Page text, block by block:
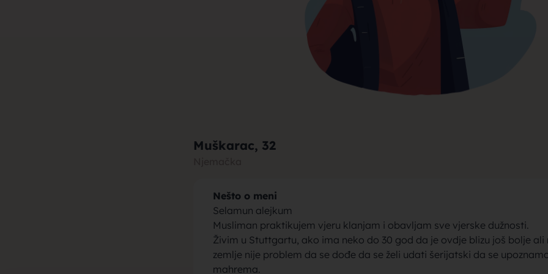
Muškarac, 32
Nešto o meni
Selamun alejkum
Musliman praktikujem vjeru klanjam i obavljam sve vjerske dužnosti.
Živim u Stuttgartu, ako ima neko do 30 god da je ovdje blizu još bolje ali
zemlje nije problem da se dođe da se želi udati šerijatski da se
mahrema.
muza za brak,
brak, devojke za
momci za brak sa